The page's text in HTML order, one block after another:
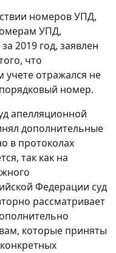
номеров УПД,
УПД,
2019 год, заявлен
что
учете отражался не
номер.
апелляционной
дополнительные
в протоколах
так как на
Федерации суд
рассматривает
которые приняты